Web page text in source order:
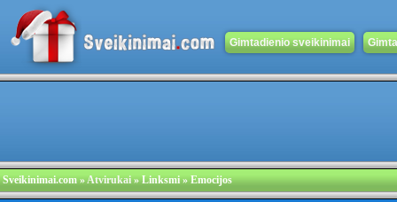
Gimtadienio sveikinimai
Sveikinimai.com»Atvirukai» Linksmi » Emocijos